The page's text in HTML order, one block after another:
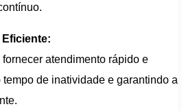
atendimento rápido e
de inatividade e garantindo a